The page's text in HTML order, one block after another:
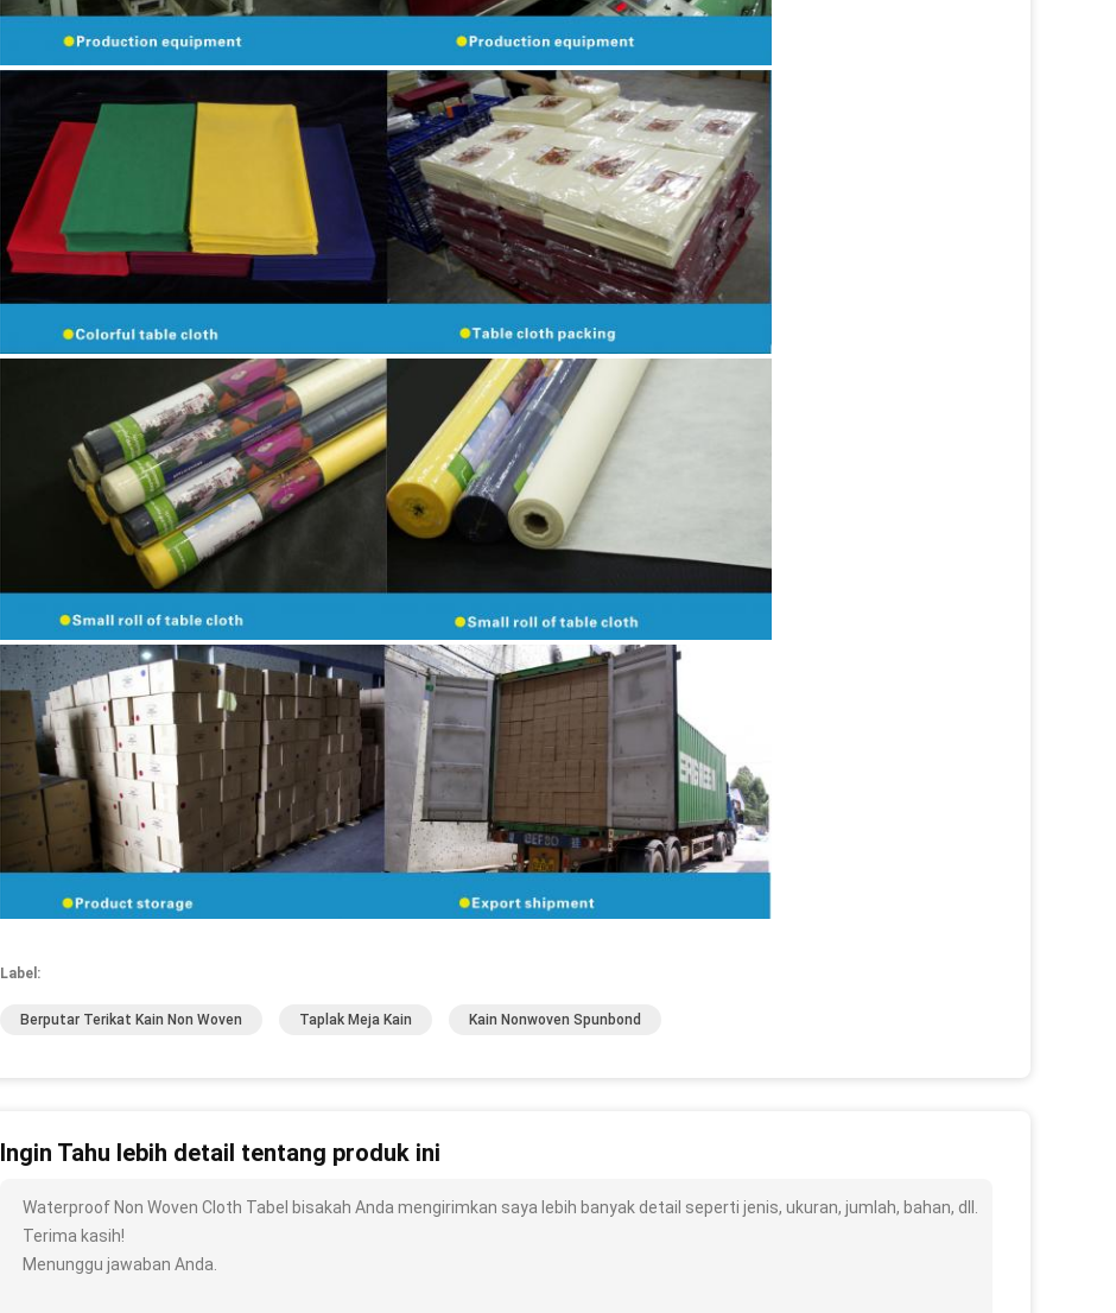
Label:
Berputar Terikat Kain Non Woven Taplak Meja Kain Kain Nonwoven Spunbond
Ingin Tahu lebih detail tentang produk ini
Waterproof Non Woven Cloth Tabel bisakah Anda mengirimkan saya lebih banyak detail seperti jenis, ukuran, jumlah, bahan, dll.
Terima kasih!
Menunggu jawaban Anda.